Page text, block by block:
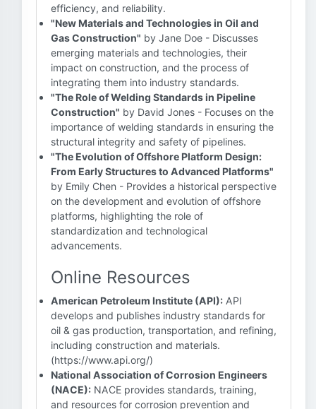
efficiency, and reliability.
"New Materials and Technologies in Oil and
Gas Construction" by Jane Doe - Discusses
emerging materials and technologies, their
impact on construction, and the process of
integrating them into industry standards.
"The Role of Welding Standards in Pipeline
Construction" by David Jones - Focuses on the
importance of welding standards in ensuring the
structural integrity and safety of pipelines.
"The Evolution of Offshore Platform Design:
From Early Structures to Advanced Platforms"
by Emily Chen - Provides a historical perspective
on the development and evolution of offshore
platforms, highlighting the role of
standardization and technological
advancements.
Online Resources
American Petroleum Institute (API): API
develops and publishes industry standards for
oil & gas production, transportation, and refining,
including construction and materials.
(https://www.api.org/)
National Association of Corrosion Engineers
(NACE): NACE provides standards, training,
and resources for corrosion prevention and